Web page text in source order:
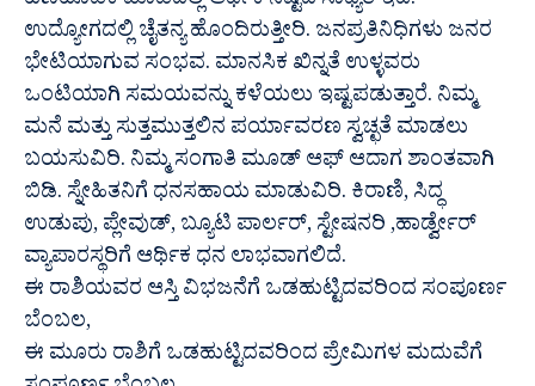
ಉದ್ಯೋಗದಲ್ಲಿ ಚೈತನ್ಯ ಹೊಂದಿರುತ್ತೀರಿ. ಜನಪ್ರತಿನಿಧಿಗಳು ಜನರ
ಭೇಟಿಯಾಗುವ ಸಂಭವ. ಮಾನಸಿಕ ಖಿನ್ನತೆ ಉಳ್ಳವರು
ಒಂಟಿಯಾಗಿ ಸಮಯವನ್ನು ಕಳೆಯಲು ಇಷ್ಟಪಡುತ್ತಾರೆ. ನಿಮ್ಮ
ಮನೆ ಮತ್ತು ಸುತ್ತಮುತ್ತಲಿನ ಪರ್ಯಾವರಣ ಸ್ವಚ್ಛತೆ ಮಾಡಲು
ಬಯಸುವಿರಿ. ನಿಮ್ಮ ಸಂಗಾತಿ ಮೂಡ್ ಆಫ್ ಆದಾಗ ಶಾಂತವಾಗಿ
ಬಿಡಿ. ಸ್ನೇಹಿತನಿಗೆ ಧನಸಹಾಯ ಮಾಡುವಿರಿ. ಕಿರಾಣಿ, ಸಿದ್ಧ
ಉಡುಪು, ಪ್ಲೇವುಡ್, ಬ್ಯೂಟಿ ಪಾರ್ಲರ್, ಸ್ಟೇಷನರಿ ,ಹಾರ್ಡ್ವೇರ್
ವ್ಯಾಪಾರಸ್ಥರಿಗೆ ಆರ್ಥಿಕ ಧನ ಲಾಭವಾಗಲಿದೆ.
ಈ ರಾಶಿಯವರ ಆಸ್ತಿ ವಿಭಜನೆಗೆ ಒಡಹುಟ್ಟಿದವರಿಂದ ಸಂಪೂರ್ಣ
ಬೆಂಬಲ,
ಈ ಮೂರು ರಾಶಿಗೆ ಒಡಹುಟ್ಟಿದವರಿಂದ ಪ್ರೇಮಿಗಳ ಮದುವೆಗೆ